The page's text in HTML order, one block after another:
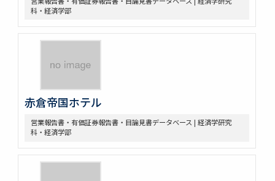
科・経済学部
赤倉帝国ホテル
営業報告書・有価証券報告書・目論見書データベース | 経済学研究
科・経済学部